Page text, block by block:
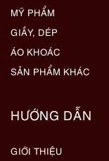
MỸ PHẨM
GIẦY, DÉP
ÁO KHOÁC
SẢN PHẨM KHÁC
HƯỚNG DẪN
GIỚI THIỆU